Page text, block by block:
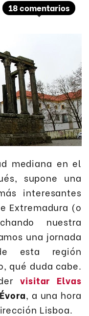
18 comentarios
mediana en el
supone una
interesantes
Extremadura (o
nuestra
una jornada
esta región
qué duda cabe.
visitar Elvas
Évora, a una hora
Lisboa.